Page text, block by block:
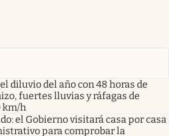
diluvio del año con 48 horas de
fuertes lluvias y ráfagas de
km/h
el Gobierno visitará casa por casa
para comprobar la